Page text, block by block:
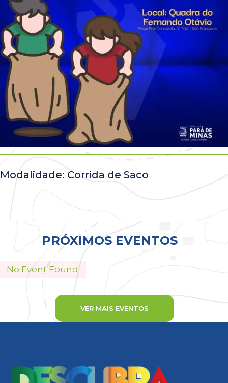
Modalidade: Corrida de Saco
PRÓXIMOS EVENTOS
No Event Found
VER MAIS EVENTOS